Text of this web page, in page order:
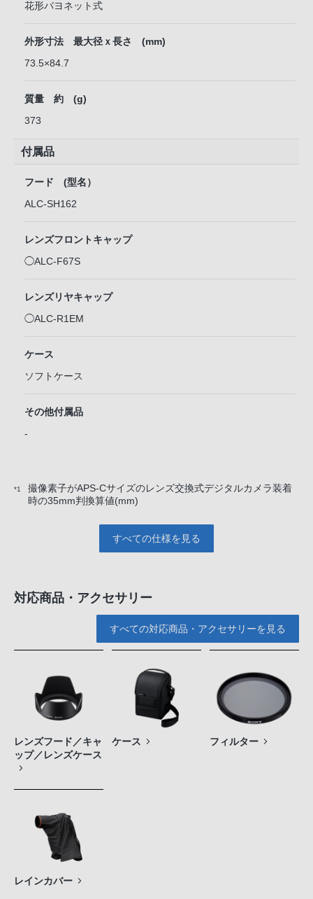
花形バヨネット式
外形寸法 最大径ｘ長さ (mm)
73.5×84.7
質量 約 (g)
373
付属品
フード (型名）
ALC-SH162
レンズフロントキャップ
◯ALC-F67S
レンズリヤキャップ
◯ALC-R1EM
ケース
ソフトケース
その他付属品
-
*1
撮像素子がAPS-Cサイズのレンズ交換式デジタルカメラ装着
時の35mm判換算値(mm)
すべての仕様を見る
対応商品・アクセサリー
すべての対応商品・アクセサリーを見る
レンズフード／キャ
ップ／レンズケース
ケース フィルター
レインカバー